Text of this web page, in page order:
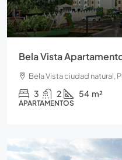
Bela Vista
Bela Vista ciudad natural,
3 2 54 m²
APARTAMENTOS